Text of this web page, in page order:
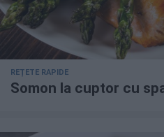
REȚETE RAPIDE
Somon la cuptor cu